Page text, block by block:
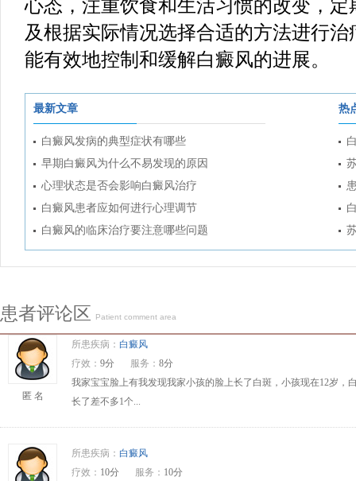
心态，注重饮食和生活习惯的改变，
及根据实际情况选择合适的方法进行
能有效地控制和缓解白癜风的进展。
最新文章
白癜风发病的典型症状有哪些
早期白癜风为什么不易发现的原因
心理状态是否会影响白癜风治疗
白癜风患者应如何进行心理调节
白癜风的临床治疗要注意哪些问题
热
患者评论区 Patient comment area
匿 名
所患疾病： 白癜风
疗效： 9分 服务： 8分
我家宝宝脸上有我发现我家小孩的脸上长了白斑，小孩现在12岁
长了差不多1个...
所患疾病： 白癜风
疗效： 10分 服务： 10分